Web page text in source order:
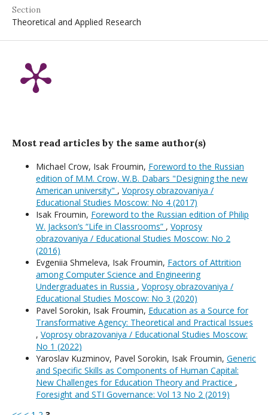
Section
Theoretical and Applied Research
Most read articles by the same author(s)
Michael Crow, Isak Froumin, Foreword to the Russian
edition of M.M. Crow, W.B. Dabars "Designing the new
American university" , Voprosy obrazovaniya /
Educational Studies Moscow: No 4 (2017)
Isak Froumin, Foreword to the Russian edition of Philip
W. Jackson’s “Life in Classrooms” , Voprosy
obrazovaniya / Educational Studies Moscow: No 2
(2016)
Evgeniia Shmeleva, Isak Froumin, Factors of Attrition
among Computer Science and Engineering
Undergraduates in Russia , Voprosy obrazovaniya /
Educational Studies Moscow: No 3 (2020)
Pavel Sorokin, Isak Froumin, Education as a Source for
Transformative Agency: Theoretical and Practical Issues
, Voprosy obrazovaniya / Educational Studies Moscow:
No 1 (2022)
Yaroslav Kuzminov, Pavel Sorokin, Isak Froumin, Generic
and Specific Skills as Components of Human Capital:
New Challenges for Education Theory and Practice ,
Foresight and STI Governance: Vol 13 No 2 (2019)